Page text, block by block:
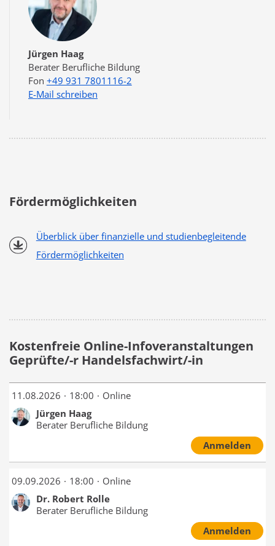
Jürgen Haag
Berater Berufliche Bildung
+49 931 7801116-2
E-Mail schreiben
Fördermöglichkeiten
Überblick über finanzielle und studienbegleitende
Fördermöglichkeiten
Kostenfreie Online-Infoveranstaltungen
Geprüfte/-r Handelsfachwirt/-in
11.08.2026 18:00
Online
Jürgen Haag
Berater Berufliche Bildung
Anmelden
09.09.2026 18:00
Online
Dr. Robert Rolle
Berater Berufliche Bildung
Anmelden